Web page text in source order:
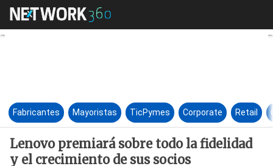
Lenovo premiará sobre todo
Fabricantes Mayoristas TicPymes Corporate Retail
Lenovo premiará sobre todo la fidelidad
y el crecimiento de sus socios